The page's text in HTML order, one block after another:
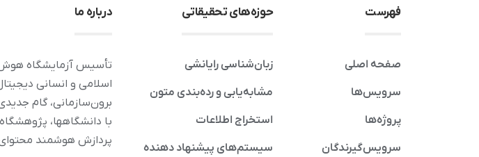
فهرست
صفحه اصلی
سرویس‌ها
پروژه‌ها
سرویس‌گیرندگان
حوزه‌های تحقیقاتی
زبان‌شناسی رایانشی
مشابه‌یابی و رده‌بندی متون
استخراج اطلاعات
سیستم‌های پیشنهاد دهنده
درباره ما
تأسیس آزمایشگاه
اسلامی و انسانی
برون‌سازمانی، گام
با دانشگاهها،
پردازش هوشمند